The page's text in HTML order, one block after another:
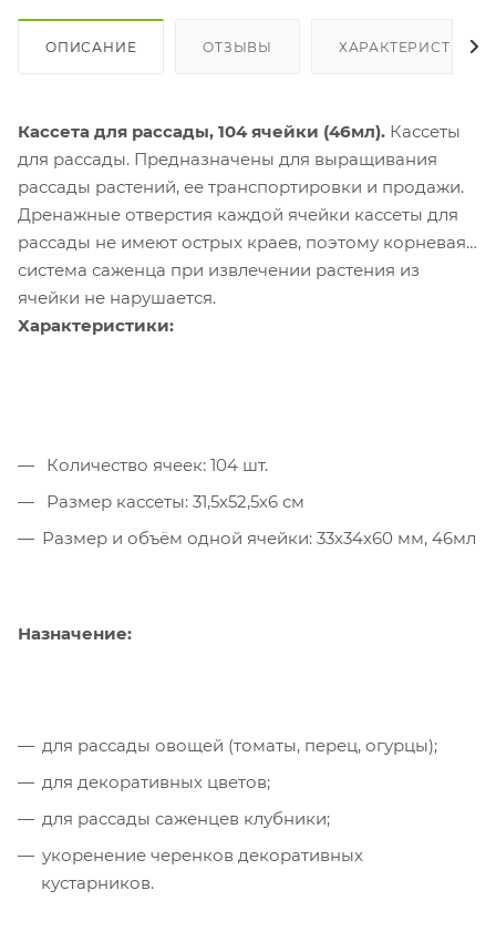
ОПИСАНИЕ ОТЗЫВЫ ХАРАКТЕРИСТИКИ
Кассета для рассады, 104 ячейки (46мл). Кассеты
для рассады. Предназначены для выращивания
рассады растений, ее транспортировки и продажи.
Дренажные отверстия каждой ячейки кассеты для
рассады не имеют острых краев, поэтому корневая
система саженца при извлечении растения из
ячейки не нарушается.
Характеристики:
Количество ячеек: 104 шт.
Размер кассеты: 31,5х52,5х6 см
Размер и объём одной ячейки: 33х34х60 мм, 46мл
Назначение:
для рассады овощей (томаты, перец, огурцы);
для декоративных цветов;
для рассады саженцев клубники;
укоренение черенков декоративных
кустарников.